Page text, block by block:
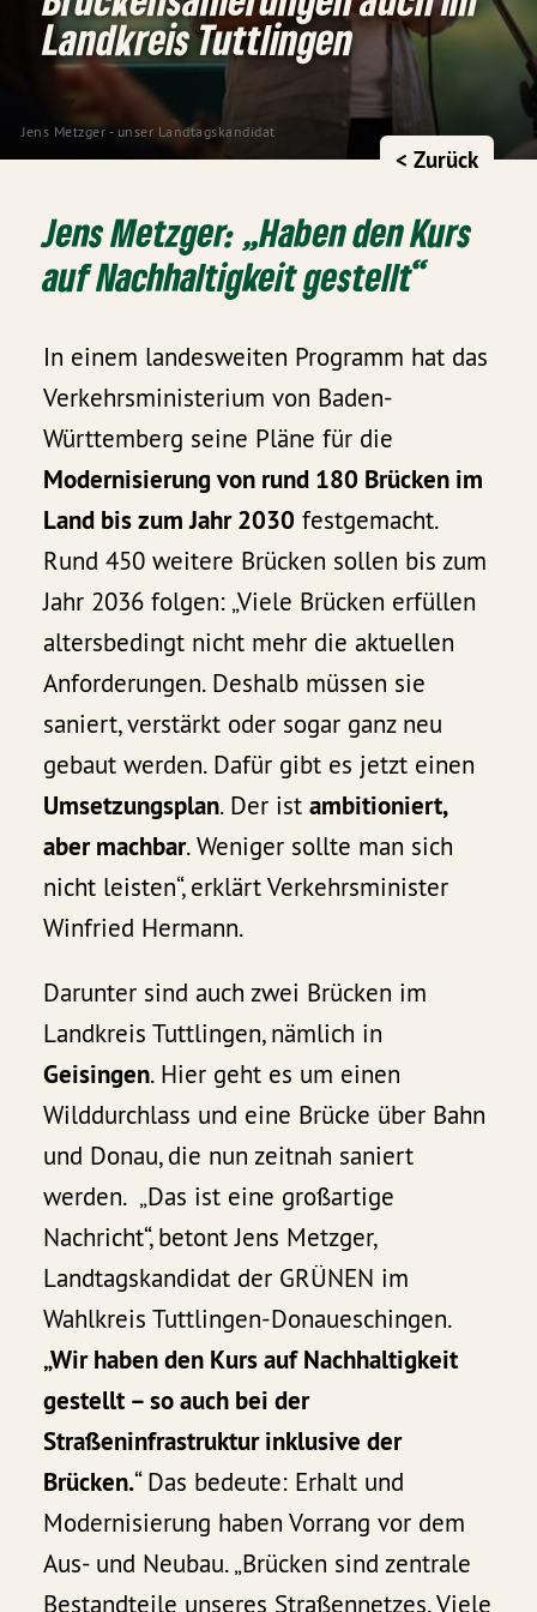
Jens Metzger - unser Landtagskandidat
Landkreis Tuttlingen
< Zurück
Jens Metzger: „Haben den Kurs
auf Nachhaltigkeit gestellt“
In einem landesweiten Programm hat das
Verkehrsministerium von Baden-
Württemberg seine Pläne für die
Modernisierung von rund 180 Brücken im
Land bis zum Jahr 2030 festgemacht.
Rund 450 weitere Brücken sollen bis zum
Jahr 2036 folgen: „Viele Brücken erfüllen
altersbedingt nicht mehr die aktuellen
Anforderungen. Deshalb müssen sie
saniert, verstärkt oder sogar ganz neu
gebaut werden. Dafür gibt es jetzt einen
Umsetzungsplan. Der istambitioniert,
aber machbar. Weniger sollte man sich
nicht leisten“, erklärt Verkehrsminister
Winfried Hermann.
Darunter sind auch zwei Brücken im
Landkreis Tuttlingen, nämlich in
Geisingen. Hier geht es um einen
Wilddurchlass und eine Brücke über Bahn
und Donau, die nun zeitnah saniert
werden. „Das ist eine großartige
Nachricht“, betont Jens Metzger,
Landtagskandidat der GRÜNEN im
Wahlkreis Tuttlingen-Donaueschingen.
„Wir haben den Kurs auf Nachhaltigkeit
gestellt – so auch bei der
Straßeninfrastruktur inklusive der
Brücken.“ Das bedeute: Erhalt und
Modernisierung haben Vorrang vor dem
Aus- und Neubau. „Brücken sind zentrale
Bestandteile unseres Straßennetzes. Viele